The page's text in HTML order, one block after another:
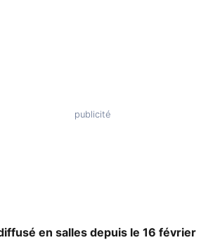
en salles depuis le 16 février